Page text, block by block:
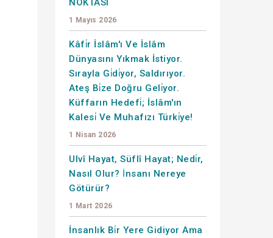
NOKTASI
1 Mayıs 2026
Kâfi̇r İslâm'ı Ve İslâm
Dünyasını Yıkmak İstiyor.
Sırayla Gi̇di̇yor, Saldırıyor.
Ateş Bi̇ze Doğru Geli̇yor.
Küffarın Hedefi̇; İslâm'ın
Kalesi̇ Ve Muhafızı Türki̇ye!
1 Nisan 2026
Ulvî Hayat, Süflî Hayat; Nedi̇r,
Nasıl Olur? İnsanı Nereye
Götürür?
1 Mart 2026
İnsanlık Bi̇r Yere Gidiyor Ama